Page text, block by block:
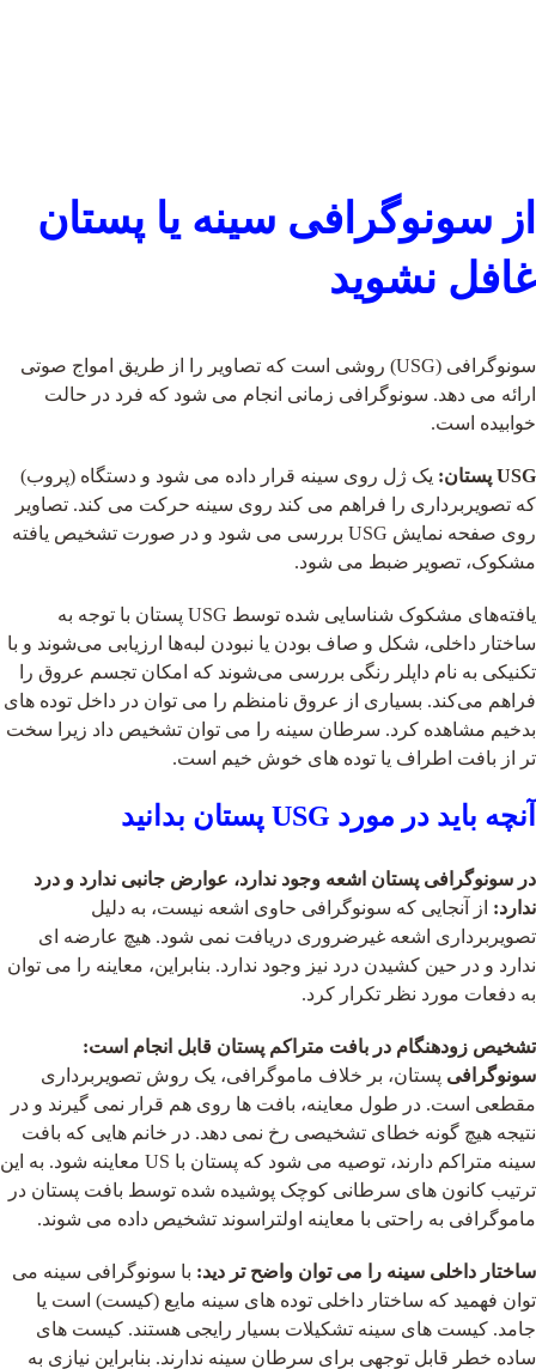
از سونوگرافی سینه یا پستان
غافل نشوید
سونوگرافی (USG) روشی است که تصاویر را از طریق امواج صوتی
ارائه می دهد. سونوگرافی زمانی انجام می شود که فرد در حالت
خوابیده است.
USG پستان: یک ژل روی سینه قرار داده می شود و دستگاه (پروب)
که تصویربرداری را فراهم می کند روی سینه حرکت می کند. تصاویر
روی صفحه نمایش USG بررسی می شود و در صورت تشخیص یافته
مشکوک، تصویر ضبط می شود.
یافته‌های مشکوک شناسایی شده توسط USG پستان با توجه به
ساختار داخلی، شکل و صاف بودن یا نبودن لبه‌ها ارزیابی می‌شوند و با
تکنیکی به نام داپلر رنگی بررسی می‌شوند که امکان تجسم عروق را
فراهم می‌کند. بسیاری از عروق نامنظم را می توان در داخل توده های
بدخیم مشاهده کرد. سرطان سینه را می توان تشخیص داد زیرا سخت
تر از بافت اطراف یا توده های خوش خیم است.
آنچه باید در مورد USG پستان بدانید
در سونوگرافی پستان اشعه وجود ندارد، عوارض جانبی ندارد و درد
ندارد: از آنجایی که سونوگرافی حاوی اشعه نیست، به دلیل
تصویربرداری اشعه غیرضروری دریافت نمی شود. هیچ عارضه ای
ندارد و در حین کشیدن درد نیز وجود ندارد. بنابراین، معاینه را می توان
به دفعات مورد نظر تکرار کرد.
تشخیص زودهنگام در بافت متراکم پستان قابل انجام است:
سونوگرافی پستان، بر خلاف ماموگرافی، یک روش تصویربرداری
مقطعی است. در طول معاینه، بافت ها روی هم قرار نمی گیرند و در
نتیجه هیچ گونه خطای تشخیصی رخ نمی دهد. در خانم هایی که بافت
سینه متراکم دارند، توصیه می شود که پستان با US معاینه شود. به این
ترتیب کانون های سرطانی کوچک پوشیده شده توسط بافت پستان در
ماموگرافی به راحتی با معاینه اولتراسوند تشخیص داده می شوند.
ساختار داخلی سینه را می توان واضح تر دید: با سونوگرافی سینه می
توان فهمید که ساختار داخلی توده های سینه مایع (کیست) است یا
جامد. کیست های سینه تشکیلات بسیار رایجی هستند. کیست های
ساده خطر قابل توجهی برای سرطان سینه ندارند. بنابراین نیازی به